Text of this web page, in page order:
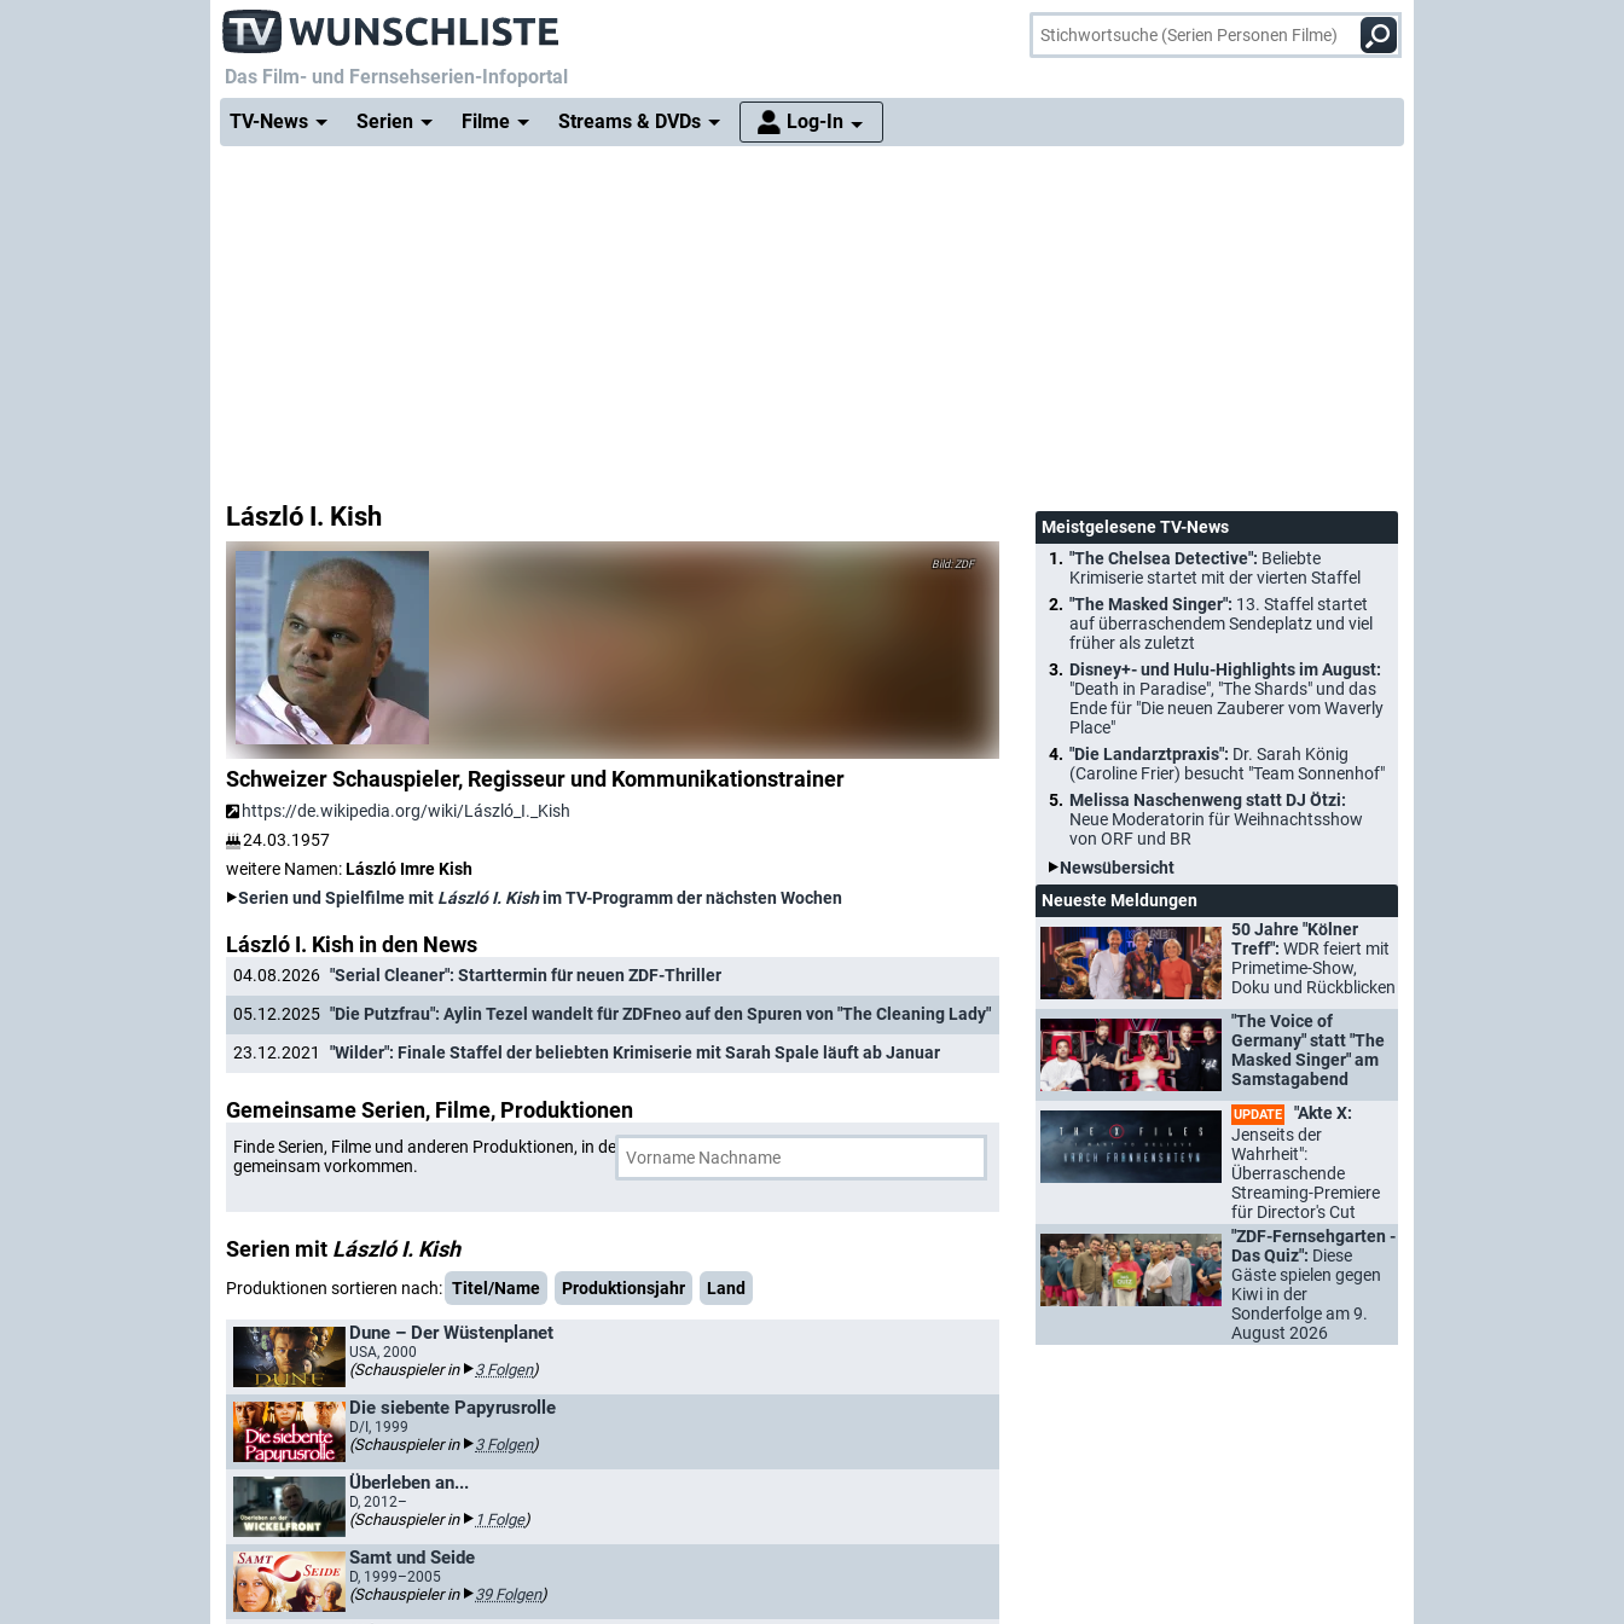
Das Film- und Fernsehserien-Infoportal
TV-News
Serien Filme Streams & DVDs Log-In
László I. Kish
ZDF
Schweizer Schauspieler, Regisseur und Kommunikationstrainer
https://de.wikipedia.org/wiki/László_I._Kish
24.03.1957
weitere Namen:László Imre Kish
Serien und Spielfilme mit László I. Kishim TV-Programm der nächsten Wochen
László I. Kish in den News
04.08.2026 "Serial Cleaner": Starttermin für neuen ZDF-Thriller
05.12.2025 "Die Putzfrau": Aylin Tezel wandelt für ZDFneo auf den Spuren von "The Cleaning Lady"
23.12.2021
"Wilder": Finale Staffel der beliebten Krimiserie mit Sarah Spale läuft ab Januar
Gemeinsame Serien, Filme, Produktionen
Finde Serien, Filme und anderen Produktionen, in denen László I. Kish
gemeinsam vorkommen.
Serien mit László I. Kish
Produktionen sortieren nach: Titel/Name Produktionsjahr Land
Dune – Der Wüstenplanet
USA, 2000
(Schauspieler in 3 Folgen)
Die siebente Papyrusrolle
D/I, 1999
(Schauspieler in 3 Folgen)
Überleben an...
D, 2012–
(Schauspieler in 1 Folge)
Samt und Seide
D, 1999–2005
(Schauspieler in 39 Folgen)
Meistgelesene TV-News
"The Chelsea Detective": Beliebte
Krimiserie startet mit der vierten Staffel
"The Masked Singer": 13. Staffel startet
auf überraschendem Sendeplatz und viel
früher als zuletzt
Disney+- und Hulu-Highlights im August:
"Death in Paradise", "The Shards" und das
Ende für "Die neuen Zauberer vom Waverly
Place"
"Die Landarztpraxis": Dr. Sarah König
(Caroline Frier) besucht "Team Sonnenhof"
Melissa Naschenweng statt DJ Ötzi:
Neue Moderatorin für Weihnachtsshow
von ORF und BR
Newsübersicht
Neueste Meldungen
50 Jahre "Kölner
Treff": WDR feiert mit
Primetime-Show,
Doku und Rückblicken
"The Voice of
Germany" statt "The
Masked Singer" am
Samstagabend
UPDATE
"Akte X:
Jenseits der
Wahrheit":
Überraschende
Streaming-Premiere
für Director's Cut
"ZDF-Fernsehgarten -
Das Quiz": Diese
Gäste spielen gegen
Kiwi in der
Sonderfolge am 9.
August 2026